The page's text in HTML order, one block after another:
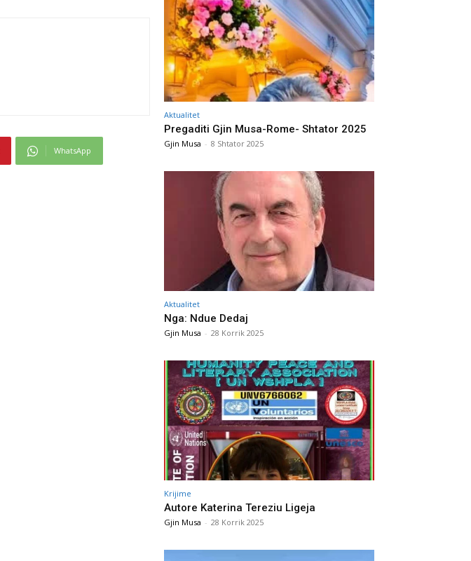
WhatsApp
Aktualitet
Pregaditi Gjin Musa-Rome- Shtator 2025
Gjin Musa - 8 Shtator 2025
Aktualitet
Nga: Ndue Dedaj
Gjin Musa - 28 Korrik 2025
Krijime
Autore Katerina Tereziu Ligeja
Gjin Musa - 28 Korrik 2025